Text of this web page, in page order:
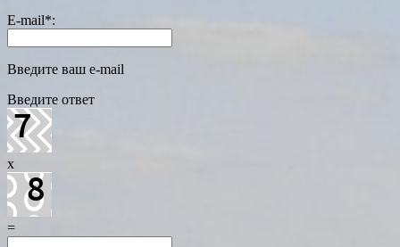
E-mail*:
Введите ваш e-mail
Введите ответ
x
=